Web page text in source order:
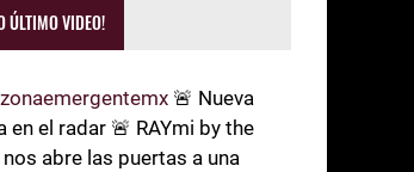
ÚLTIMO VIDEO!
🚨 Nueva
en el radar 🚨 RAYmi by the
abre las puertas a una